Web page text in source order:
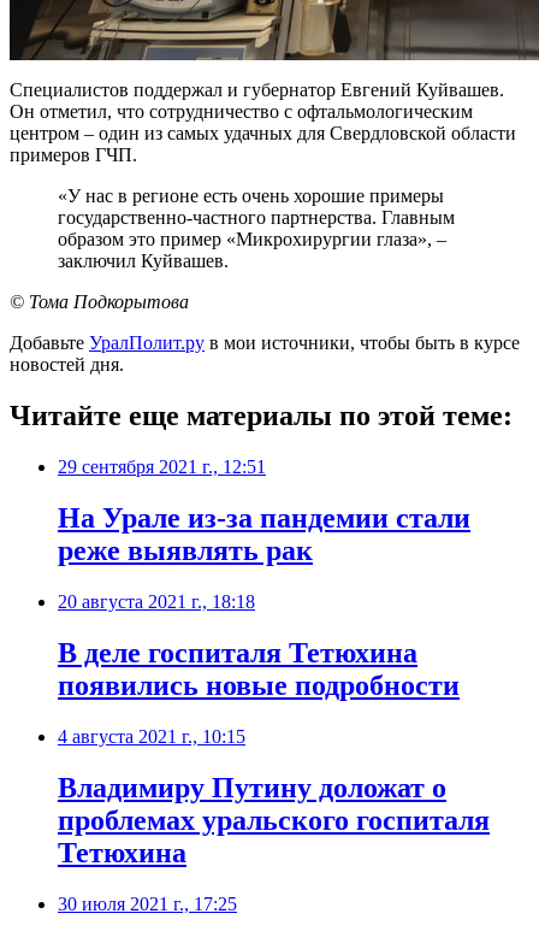
Специалистов поддержал и губернатор Евгений Куйвашев.
Он отметил, что сотрудничество с офтальмологическим
центром – один из самых удачных для Свердловской области
примеров ГЧП.
«У нас в регионе есть очень хорошие примеры
государственно-частного партнерства. Главным
образом это пример «Микрохирургии глаза», –
заключил Куйвашев.
© Тома Подкорытова
Добавьте УралПолит.ру в мои источники, чтобы быть в курсе
новостей дня.
Читайте еще материалы по этой теме:
29 сентября 2021 г., 12:51
​На Урале из-за пандемии стали
реже выявлять рак
20 августа 2021 г., 18:18
​В деле госпиталя Тетюхина
появились новые подробности
4 августа 2021 г., 10:15
​Владимиру Путину доложат о
проблемах уральского госпиталя
Тетюхина
30 июля 2021 г., 17:25